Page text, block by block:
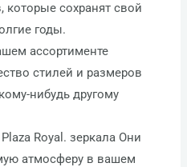
которые сохранят свой
годы.
ассортименте
стилей и размеров
нибудь другому
Royal. зеркала Они
атмосферу в вашем